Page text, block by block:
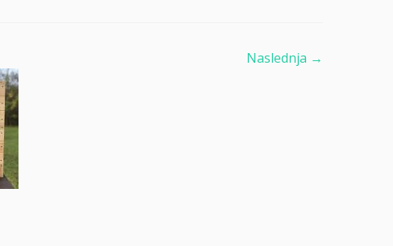
Naslednja →